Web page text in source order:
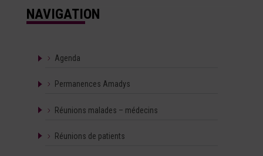
NAVIGATION
Agenda
Permanences Amadys
Réunions malades – médecins
Réunions de patients